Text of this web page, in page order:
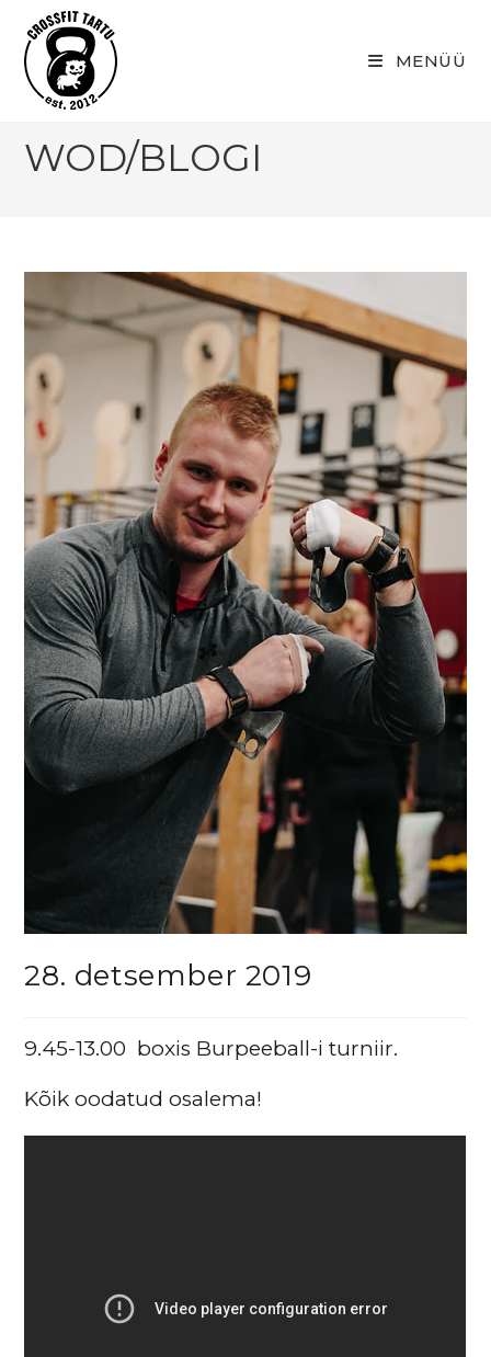
content
MENÜÜ
WOD/BLOGI
28. detsember 2019
9.45-13.00 boxis Burpeeball-i turniir.
Kõik oodatud osalema!